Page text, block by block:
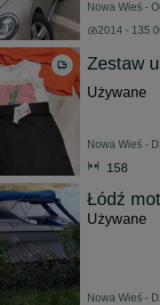
Nowa Wieś -
2014 - 135
Zestaw
Używane
Nowa Wieś -
158
Łódź
Używane
Nowa Wieś -